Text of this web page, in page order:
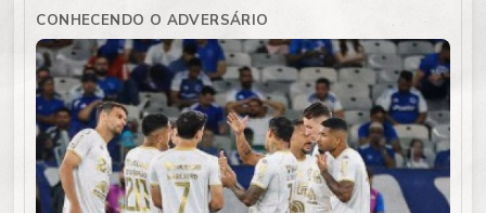
CONHECENDO O ADVERSÁRIO